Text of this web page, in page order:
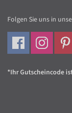
Folgen Sie uns in
*Ihr Gutscheincode